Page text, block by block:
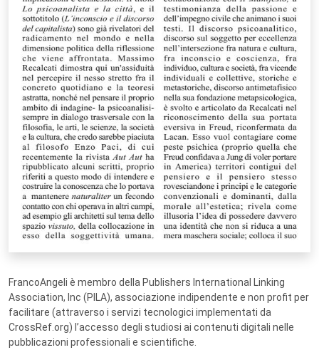
FrancoAngeli è membro della Publishers International Linking
Association, Inc (PILA), associazione indipendente e non profit per
facilitare (attraverso i servizi tecnologici implementati da
CrossRef.org) l’accesso degli studiosi ai contenuti digitali nelle
pubblicazioni professionali e scientifiche.